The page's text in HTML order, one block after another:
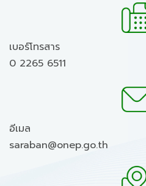
เบอร์โทรสาร
0 2265 6511
อีเมล
saraban@onep.go.th